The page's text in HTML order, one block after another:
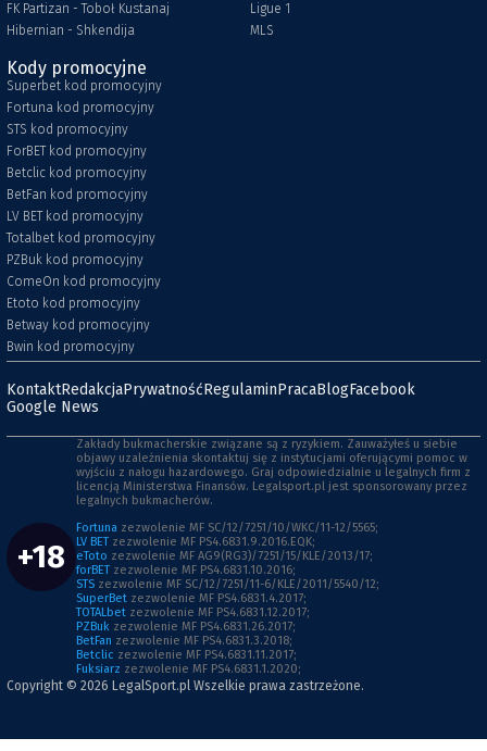
FK Partizan - Toboł Kustanaj
Hibernian - Shkendija
Ligue 1
MLS
Kody promocyjne
Superbet kod promocyjny
Fortuna kod promocyjny
STS kod promocyjny
ForBET kod promocyjny
Betclic kod promocyjny
BetFan kod promocyjny
LV BET kod promocyjny
Totalbet kod promocyjny
PZBuk kod promocyjny
ComeOn kod promocyjny
Etoto kod promocyjny
Betway kod promocyjny
Bwin kod promocyjny
KontaktRedakcjaPrywatnośćRegulaminPracaBlogFacebook
Google News
+18
Zakłady bukmacherskie związane są z ryzykiem. Zauważyłeś u siebie
objawy uzależnienia skontaktuj się z instytucjami oferującymi pomoc w
wyjściu z nałogu hazardowego. Graj odpowiedzialnie u legalnych firm z
licencją Ministerstwa Finansów. Legalsport.pl jest sponsorowany przez
legalnych bukmacherów.
Fortuna zezwolenie MF SC/12/7251/10/WKC/11-12/5565;
LV BET zezwolenie MF PS4.6831.9.2016.EQK;
eToto zezwolenie MF AG9(RG3)/7251/15/KLE/2013/17;
forBET zezwolenie MF PS4.6831.10.2016;
STS zezwolenie MF SC/12/7251/11-6/KLE/2011/5540/12;
SuperBet zezwolenie MF PS4.6831.4.2017;
TOTALbet zezwolenie MF PS4.6831.12.2017;
PZBuk zezwolenie MF PS4.6831.26.2017;
BetFan zezwolenie MF PS4.6831.3.2018;
Betclic zezwolenie MF PS4.6831.11.2017;
Fuksiarz zezwolenie MF PS4.6831.1.2020;
Copyright © 2026 LegalSport.pl Wszelkie prawa zastrzeżone.